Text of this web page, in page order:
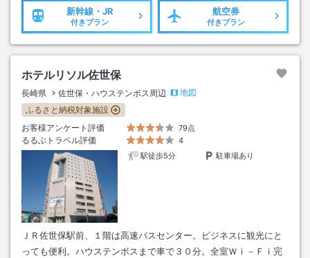
新幹線・JR
付きプラン
航空券
付きプラン
ホテルリソル佐世保
長崎県 佐世保・ハウステンボス周辺
地図
ふるさと納税対象施設
お客様アンケート評価
79点
るるぶトラベル評価
4
駅徒歩5分
駐車場あり
ＪＲ佐世保駅前、１階は高速バスセンター。ビジネスに観光にと
っても便利。ハウステンボスまで車で３０分。全室Ｗｉ－Ｆｉ完